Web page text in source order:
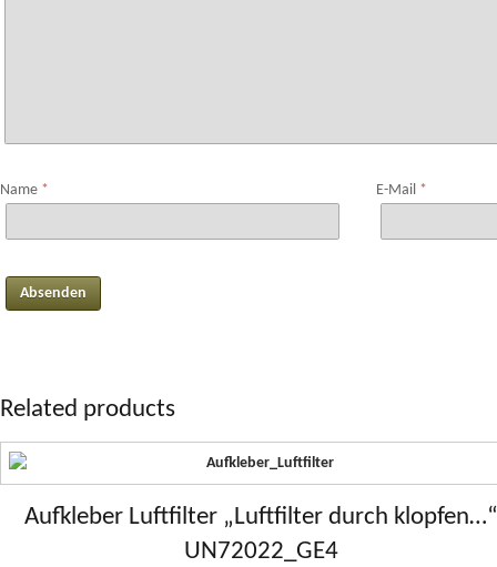
Name * E-Mail *
Related products
Aufkleber Luftfilter „Luftfilter durch klopfen…“
UN72022_GE4